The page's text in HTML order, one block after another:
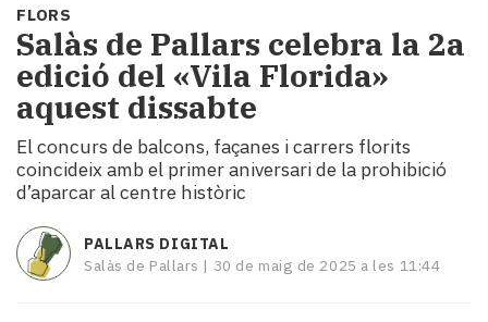
Societat
Política
i
municipis
Economia
turisme
Cultura
Esports
Mai
tant!
TV
FLORS
Salàs de Pallars celebra la 2a
edició del «Vila Florida»
aquest dissabte
El concurs de balcons, façanes i carrers florits
coincideix amb el primer aniversari de la prohibició
d’aparcar al centre històric
PALLARS DIGITAL
Salàs de Pallars | 30 de maig de 2025 a les 11:44